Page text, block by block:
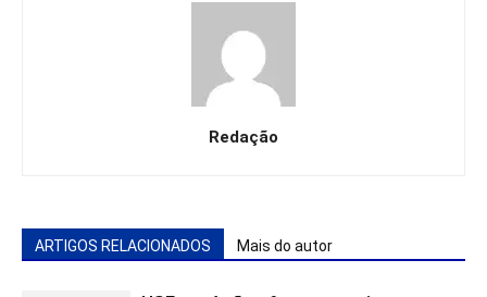
Redação
ARTIGOS RELACIONADOS Mais do autor